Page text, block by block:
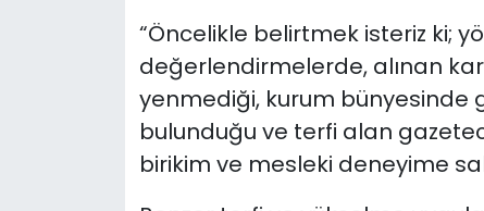
“Öncelikle belirtmek isteriz ki;
değerlendirmelerde, alınan
yenmediği, kurum bünyesinde
bulunduğu ve terfi alan
birikim ve mesleki deneyime